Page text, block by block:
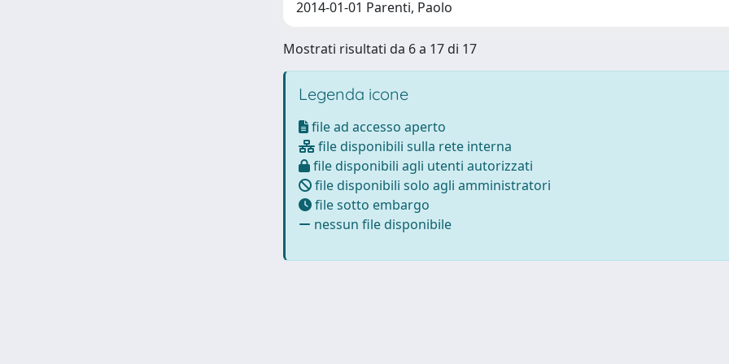
2014-01-01 Parenti, Paolo
Mostrati risultati da 6 a 17 di 17
Legenda icone
file ad accesso aperto
file disponibili sulla rete interna
file disponibili agli utenti autorizzati
file disponibili solo agli amministratori
file sotto embargo
nessun file disponibile